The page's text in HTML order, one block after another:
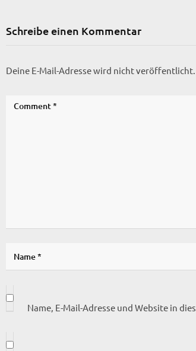
Schreibe einen Kommentar
Deine E-Mail-Adresse wird nicht veröffentlicht.
Name, E-Mail-Adresse und Website in